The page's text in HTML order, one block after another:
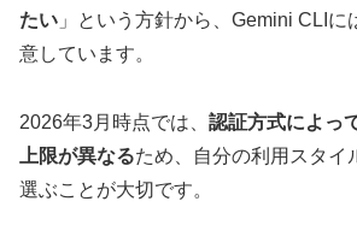
たい 」という方針から、Gemini CLIに
意しています。
2026年3月時点では、 認証方式によっ
上限が異なるため、自分の利用スタイ
選ぶことが大切です。